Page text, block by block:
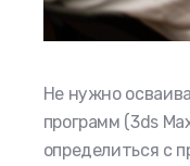
Не нужно
программ (3ds
определиться с